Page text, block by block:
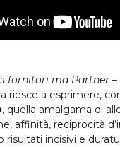
fornitori ma Partner –
riesce a esprimere,
, quella amalgama di
affinità, reciprocità
risultati incisivi e